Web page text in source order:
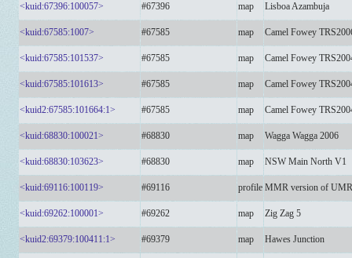
<kuid:67396:100057> #67396 map Lisboa Azambuja
<kuid:67585:1007> #67585 map Camel Fowey
<kuid:67585:101537> #67585 map Camel Fowey
<kuid:67585:101613> #67585 map Camel Fowey
<kuid2:67585:101664:1> #67585 map Camel Fowey
<kuid:68830:100021> #68830 map Wagga Wagga 2006
<kuid:68830:103623> #68830 map NSW Main North V1
<kuid:69116:100119> #69116 profile MMR version of
<kuid:69262:100001> #69262 map Zig Zag 5
<kuid2:69379:100411:1> #69379 map Hawes Junction